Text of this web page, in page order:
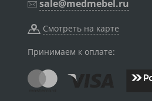
sale@medmebel.ru
Смотреть на карте
Принимаем к оплате: